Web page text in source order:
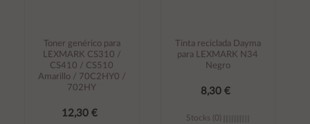
Toner genérico para
LEXMARK CS310 /
CS410 / CS510
Amarillo / 70C2HY0 /
702HY
12,30 €
Tinta reciclada Dayma
para LEXMARK N34
Negro
8,30 €
Stocks (0)